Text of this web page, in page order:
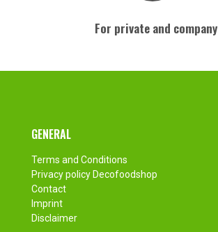
For private and company
Footer
GENERAL
Terms and Conditions
Privacy policy Decofoodshop
Contact
Imprint
Disclaimer